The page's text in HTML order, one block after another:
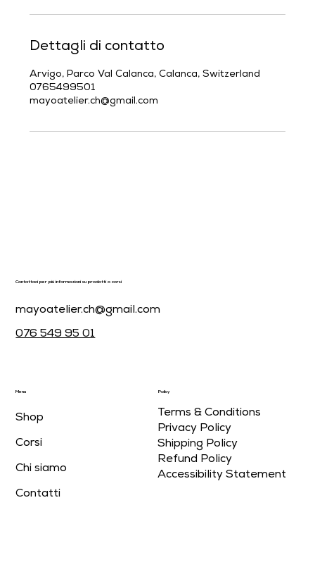
Dettagli di contatto
Arvigo, Parco Val Calanca, Calanca, Switzerland
0765499501
mayoatelier.ch@gmail.com
Contattaci per più informazioni su prodotti o corsi
mayoatelier.ch@gmail.com
076 549 95 01
Menu
Shop
Corsi
Chi siamo
Contatti
Policy
Terms & Conditions
Privacy Policy
Shipping Policy
Refund Policy
Accessibility Statement